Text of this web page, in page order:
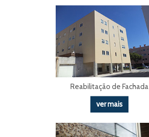
Reabilitação de Fachada
ver mais